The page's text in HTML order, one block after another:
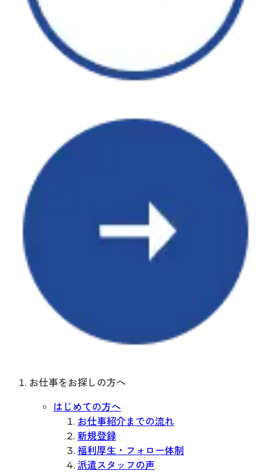
お仕事をお探しの方へ
はじめての方へ
お仕事紹介までの流れ
新規登録
福利厚生・フォロー体制
派遣スタッフの声